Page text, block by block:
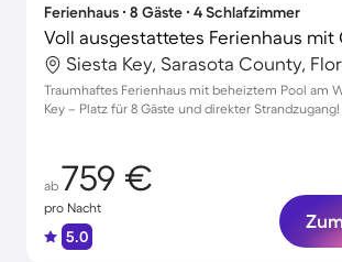
Ferienhaus ∙ 8 Gäste ∙ 4 Schlafzimmer
Siesta Key, Sarasota County,
Traumhaftes Ferienhaus mit beheiztem Pool am
Key – Platz für 8 Gäste und direkter Strandzugang!
ab 759 €
pro Nacht
5.0